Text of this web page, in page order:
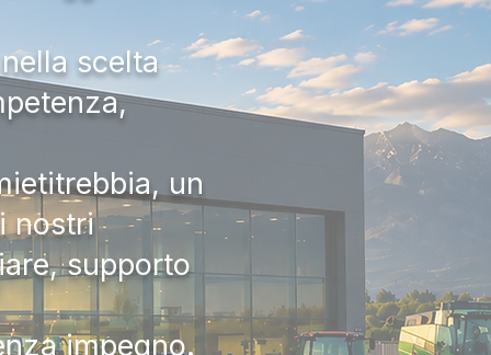
scelta
un
nostri
supporto
impegno.